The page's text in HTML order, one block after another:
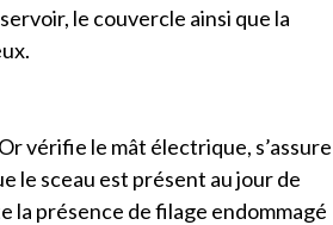
le couvercle ainsi que la
vérifie le mât électrique, s’assure
le sceau est présent au jour de
la présence de filage endommagé